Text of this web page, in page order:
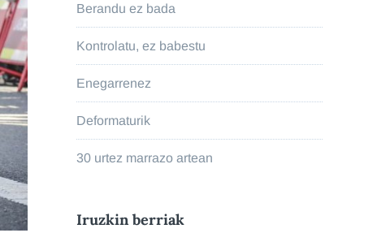
Berandu ez bada
Kontrolatu, ez babestu
Enegarrenez
Deformaturik
30 urtez marrazo artean
Iruzkin berriak